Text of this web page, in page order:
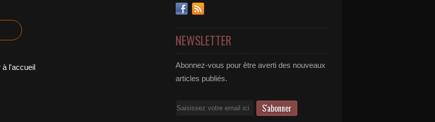
à l'accueil
NEWSLETTER
Abonnez-vous pour être averti des nouveaux
articles publiés.
Email